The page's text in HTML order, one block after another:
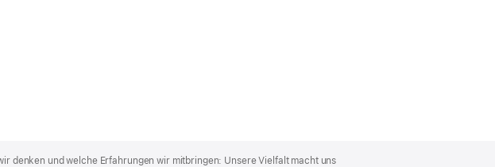
denken und welche Erfahrungen wir mitbringen: Unsere Vielfalt macht uns